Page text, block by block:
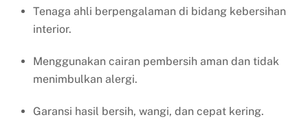
Tenaga ahli berpengalaman di bidang kebersihan
interior.
Menggunakan cairan pembersih aman dan tidak
menimbulkan alergi.
Garansi hasil bersih, wangi, dan cepat kering.